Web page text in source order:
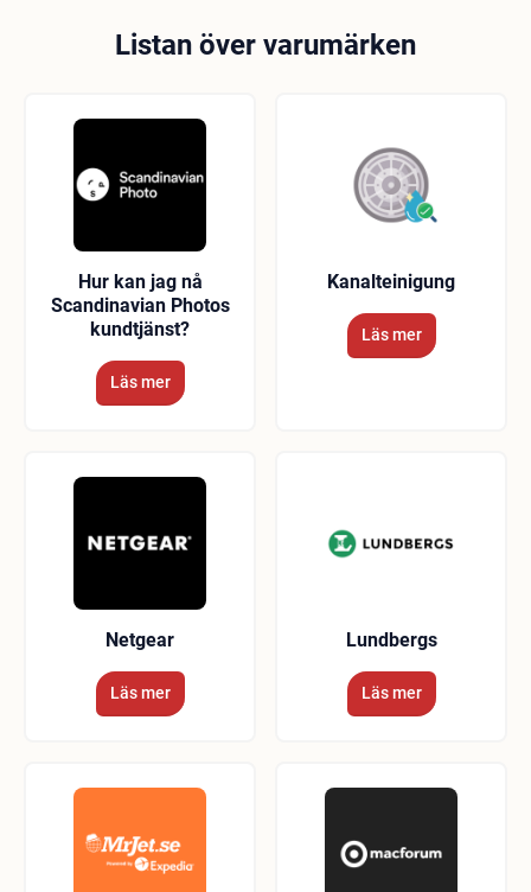
Listan över varumärken
Hur kan jag nå
Scandinavian Photos
kundtjänst?
Läs mer
Kanalteinigung
Läs mer
Netgear
Läs mer
Lundbergs
Läs mer